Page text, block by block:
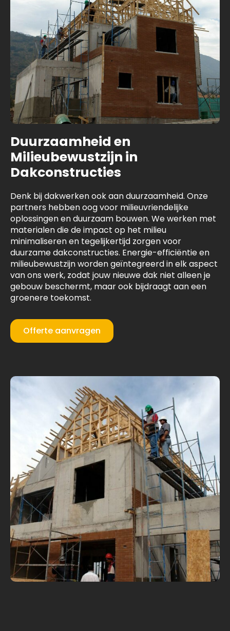
Duurzaamheid en
Milieubewustzijn in
Dakconstructies
Denk bij dakwerken ook aan duurzaamheid. Onze
partners hebben oog voor milieuvriendelijke
oplossingen en duurzaam bouwen. We werken met
materialen die de impact op het milieu
minimaliseren en tegelijkertijd zorgen voor
duurzame dakconstructies. Energie-efficiëntie en
milieubewustzijn worden geïntegreerd in elk aspect
van ons werk, zodat jouw nieuwe dak niet alleen je
gebouw beschermt, maar ook bijdraagt aan een
groenere toekomst.
Offerte aanvragen